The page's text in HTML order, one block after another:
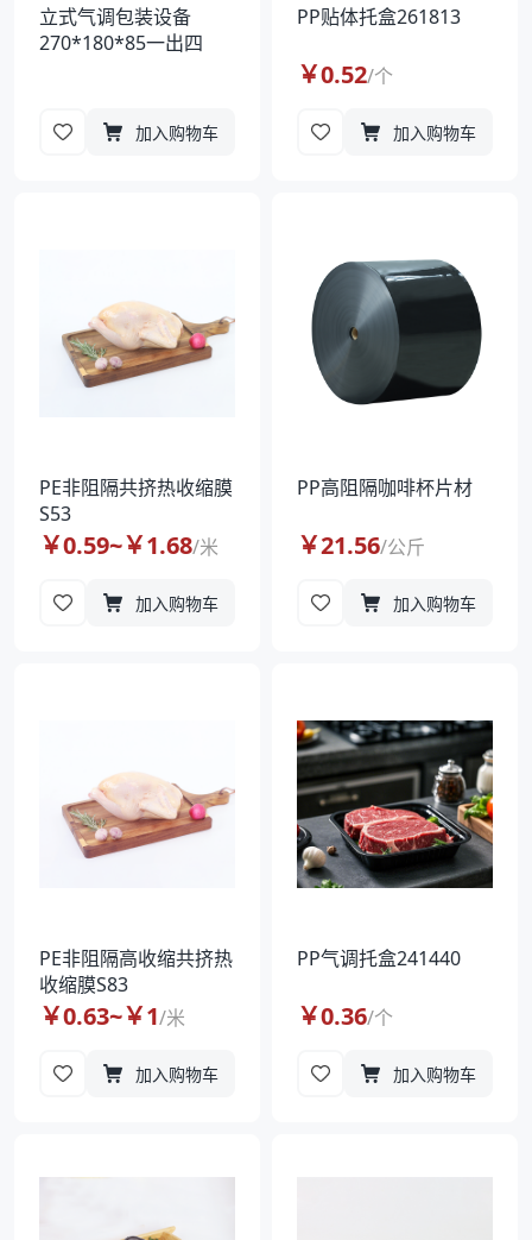
立式气调包装设备
270*180*85一出四
加入购物车
PP贴体托盒261813
￥0.52/个
加入购物车
PE非阻隔共挤热收缩膜
S53
￥0.59~￥1.68/米
加入购物车
PP高阻隔咖啡杯片材
￥21.56/公斤
加入购物车
PE非阻隔高收缩共挤热
收缩膜S83
￥0.63~￥1/米
加入购物车
PP气调托盒241440
￥0.36/个
加入购物车